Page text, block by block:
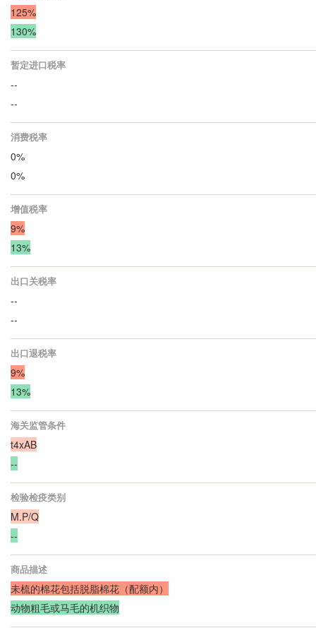
125%
130%
暂定进口税率
--
--
消费税率
0%
0%
增值税率
9%
13%
出口关税率
--
--
出口退税率
9%
13%
海关监管条件
t4xAB
--
检验检疫类别
M.P/Q
--
商品描述
未梳的棉花包括脱脂棉花（配额内）
动物粗毛或马毛的机织物